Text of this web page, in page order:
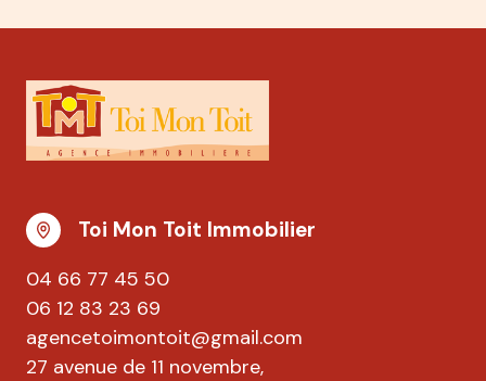
Toi Mon Toit Immobilier
04 66 77 45 50
06 12 83 23 69
agencetoimontoit@gmail.com
27 avenue de 11 novembre,